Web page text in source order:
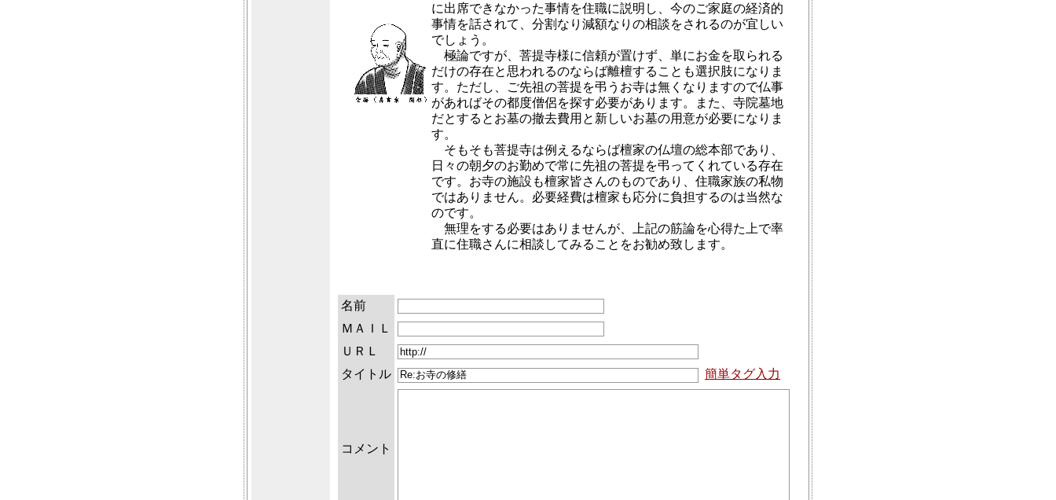
に出席できなかった事情を住職に説明し、今のご家庭の経済的
事情を話されて、分割なり減額なりの相談をされるのが宜しい
でしょう。
極論ですが、菩提寺様に信頼が置けず、単にお金を取られる
だけの存在と思われるのならば離檀することも選択肢になりま
す。ただし、ご先祖の菩提を弔うお寺は無くなりますので仏事
があればその都度僧侶を探す必要があります。また、寺院墓地
だとするとお墓の撤去費用と新しいお墓の用意が必要になりま
す。
そもそも菩提寺は例えるならば檀家の仏壇の総本部であり、
日々の朝夕のお勤めで常に先祖の菩提を弔ってくれている存在
です。お寺の施設も檀家皆さんのものであり、住職家族の私物
ではありません。必要経費は檀家も応分に負担するのは当然な
のです。
無理をする必要はありませんが、上記の筋論を心得た上で率
直に住職さんに相談してみることをお勧め致します。
名前
ＭＡＩＬ
ＵＲＬ
タイトル
簡単タグ入力
コメント